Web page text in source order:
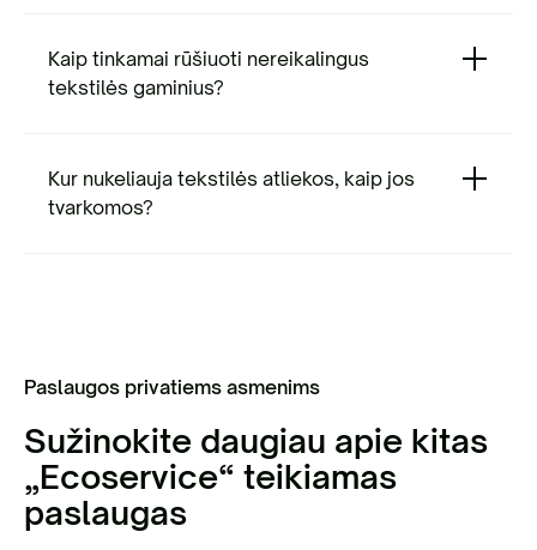
Kaip tinkamai rūšiuoti nereikalingus
tekstilės gaminius?
Kur nukeliauja tekstilės atliekos, kaip jos
tvarkomos?
Paslaugos privatiems asmenims
Sužinokite daugiau apie kitas
„Ecoservice“ teikiamas
paslaugas